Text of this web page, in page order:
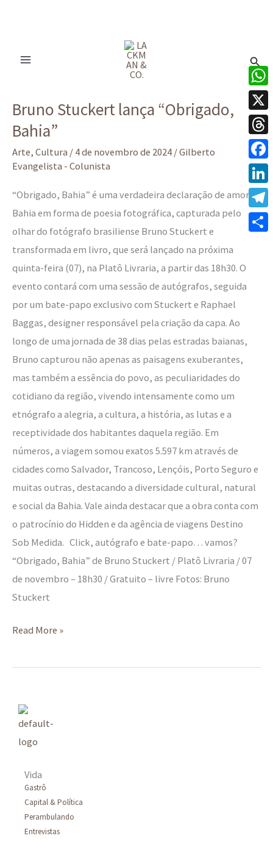
Bruno Stuckert lança “Obrigado,
Bahia”
Arte, Cultura / 4 de novembro de 2024 /Gilberto
Evangelista - Colunista
“Obrigado, Bahia” é uma verdadeira declaração de amor à
Bahia em forma de poesia fotográfica, capturada pelo
olhar do fotógrafo brasiliense Bruno Stuckert e
transformada em livro, que será lançado na próxima
quinta-feira (07), na Platô Livraria, a partir das 18h30. O
evento contará com uma sessão de autógrafos, seguida
por um bate-papo exclusivo com Stuckert e Raphael
Baggas, designer responsável pela criação da capa. Ao
longo de uma jornada de 38 dias pelas estradas baianas,
Bruno capturou não apenas as paisagens exuberantes,
mas também a essência do povo, as peculiaridades do
cotidiano da região, vivendo intensamente como um
etnógrafo a alegria, a cultura, a história, as lutas e a
receptividade dos habitantes daquela região. Em
números, a viagem somou exatos 5.597 km através de
cidades como Salvador, Trancoso, Lençóis, Porto Seguro e
muitas outras, destacando a diversidade cultural, natural
e social da Bahia. Vale ainda destacar que a obra conta com
o patrocínio do Hidden e da agência de viagens Destino
Sob Medida. Click, autógrafo e bate-papo… vamos?
“Obrigado, Bahia” de Bruno Stuckert / Platô Livraria / 07
de novembro – 18h30 / Gratuito – livre Fotos: Bruno
Stuckert
Stuckert
lança
“Obrigado,
Bahia”
Read More »
Vida
Gastrô
Capital & Política
Perambulando
Entrevistas
X